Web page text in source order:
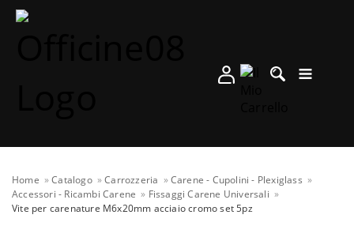
Home Catalogo Carrozzeria
Carene - Cupolini - Plexiglass
Accessori - Ricambi Carene
Fissaggi Carene Universali
Vite per carenature M6x20mm acciaio cromo set 5pz